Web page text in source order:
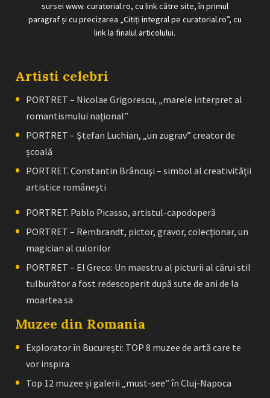
sursei www. curatorial.ro, cu link către site, în primul
paragraf și cu precizarea „Citiți integral pe curatorial.ro”, cu
link la finalul articolului.
Artisti celebri
PORTRET – Nicolae Grigorescu, „marele interpret al
romantismului naţional”
PORTRET – Ştefan Luchian, „un zugrav” creator de
școală
PORTRET. Constantin Brâncuşi – simbol al creativităţii
artistice româneşti
PORTRET. Pablo Picasso, artistul-capodoperă
PORTRET – Rembrandt, pictor, gravor, colecţionar, un
magician al culorilor
PORTRET – El Greco: Un maestru al picturii al cărui stil
tulburător a fost redescoperit după sute de ani de la
moartea sa
Muzee din Romania
Explorator în București: TOP 8 muzee de artă care te
vor inspira
Top 12 muzee și galerii „must-see” în Cluj-Napoca